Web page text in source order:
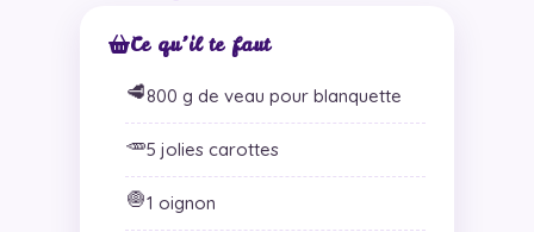
Ce qu’il te faut
🥩800 g de veau pour blanquette
🥕5 jolies carottes
🧅1 oignon